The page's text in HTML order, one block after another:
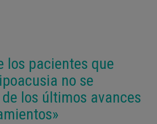
los pacientes que
no se
los últimos avances